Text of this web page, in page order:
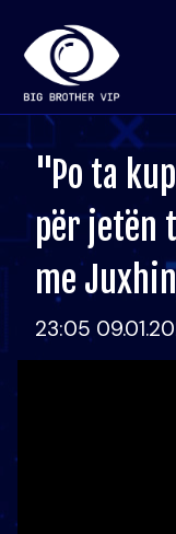
"Po ta
për jetën
me
23:05